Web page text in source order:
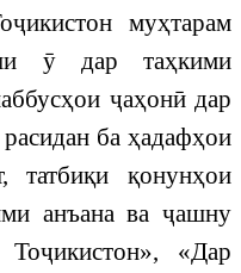
муҳтарам
ӯ дар таҳкими
ҷаҳонӣ дар
ба ҳадафҳои
татбиқи қонунҳои
анъана ва ҷашну
«Дар